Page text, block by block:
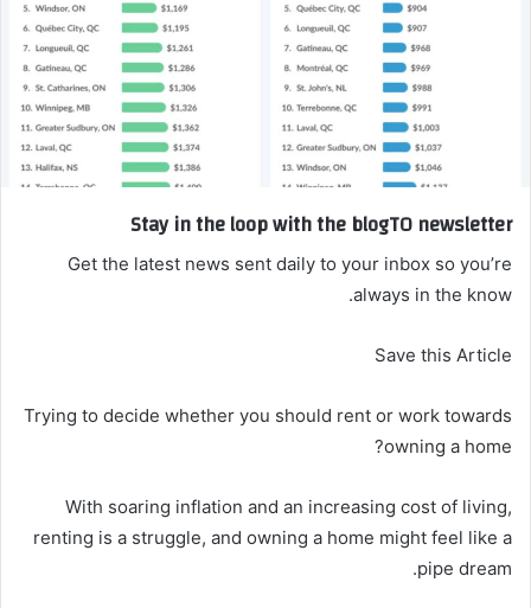
Stay in the loop with the blogTO newsletter
Get the latest news sent daily to your inbox so you’re
always in the know.
Save this Article
Trying to decide whether you should rent or work towards
owning a home?
With soaring inflation and an increasing cost of living,
renting is a struggle, and owning a home might feel like a
pipe dream.